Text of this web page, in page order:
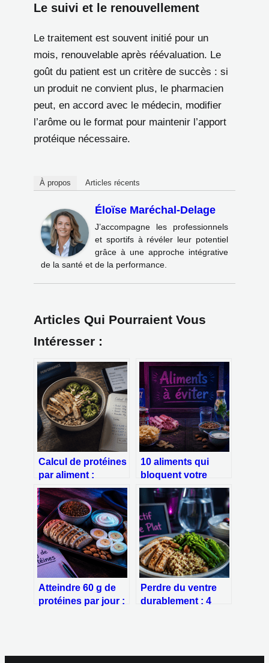
Le suivi et le renouvellement
Le traitement est souvent initié pour un
mois, renouvelable après réévaluation. Le
goût du patient est un critère de succès : si
un produit ne convient plus, le pharmacien
peut, en accord avec le médecin, modifier
l’arôme ou le format pour maintenir l’apport
protéique nécessaire.
À propos Articles récents
Éloïse Maréchal-Delage
J’accompagne les professionnels
et sportifs à révéler leur potentiel
grâce à une approche intégrative
de la santé et de la performance.
Articles Qui Pourraient Vous
Intéresser :
Calcul de protéines
par aliment :
1,6g/kg et 3 piliers
pour maîtriser vos
apports
10 aliments qui
bloquent votre
perte de poids : le
piège des sucres
cachés et des
produits
transformés
Atteindre 60 g de
protéines par jour :
Perdre du ventre
durablement : 4